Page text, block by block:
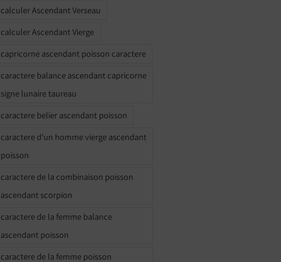
calculer Ascendant Verseau
calculer Ascendant Vierge
capricorne ascendant poisson caractere
caractere balance ascendant capricorne
signe lunaire taureau
caractere belier ascendant poisson
caractere d'un homme vierge ascendant
poisson
caractere de la combinaison poisson
ascendant scorpion
caractere de la femme balance
ascendant poisson
caractere de la femme poisson